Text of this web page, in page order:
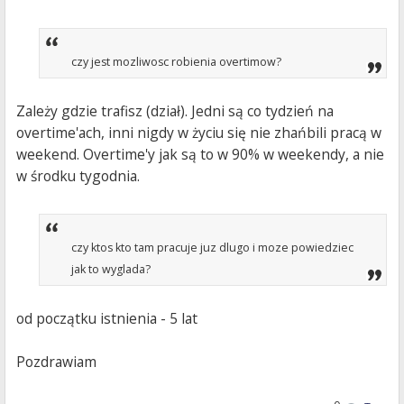
czy jest mozliwosc robienia overtimow?
Zależy gdzie trafisz (dział). Jedni są co tydzień na
overtime'ach, inni nigdy w życiu się nie zhańbili pracą w
weekend. Overtime'y jak są to w 90% w weekendy, a nie
w środku tygodnia.
czy ktos kto tam pracuje juz dlugo i moze powiedziec
jak to wyglada?
od początku istnienia - 5 lat
Pozdrawiam